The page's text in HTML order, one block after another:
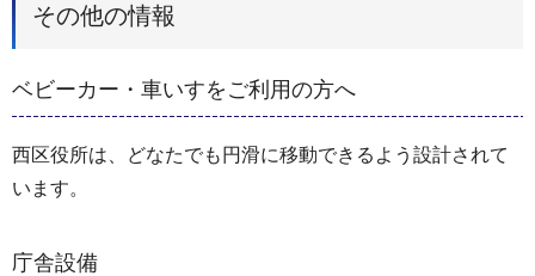
その他の情報
ベビーカー・車いすをご利用の方へ
西区役所は、どなたでも円滑に移動できるよう設計されて
います。
庁舎設備